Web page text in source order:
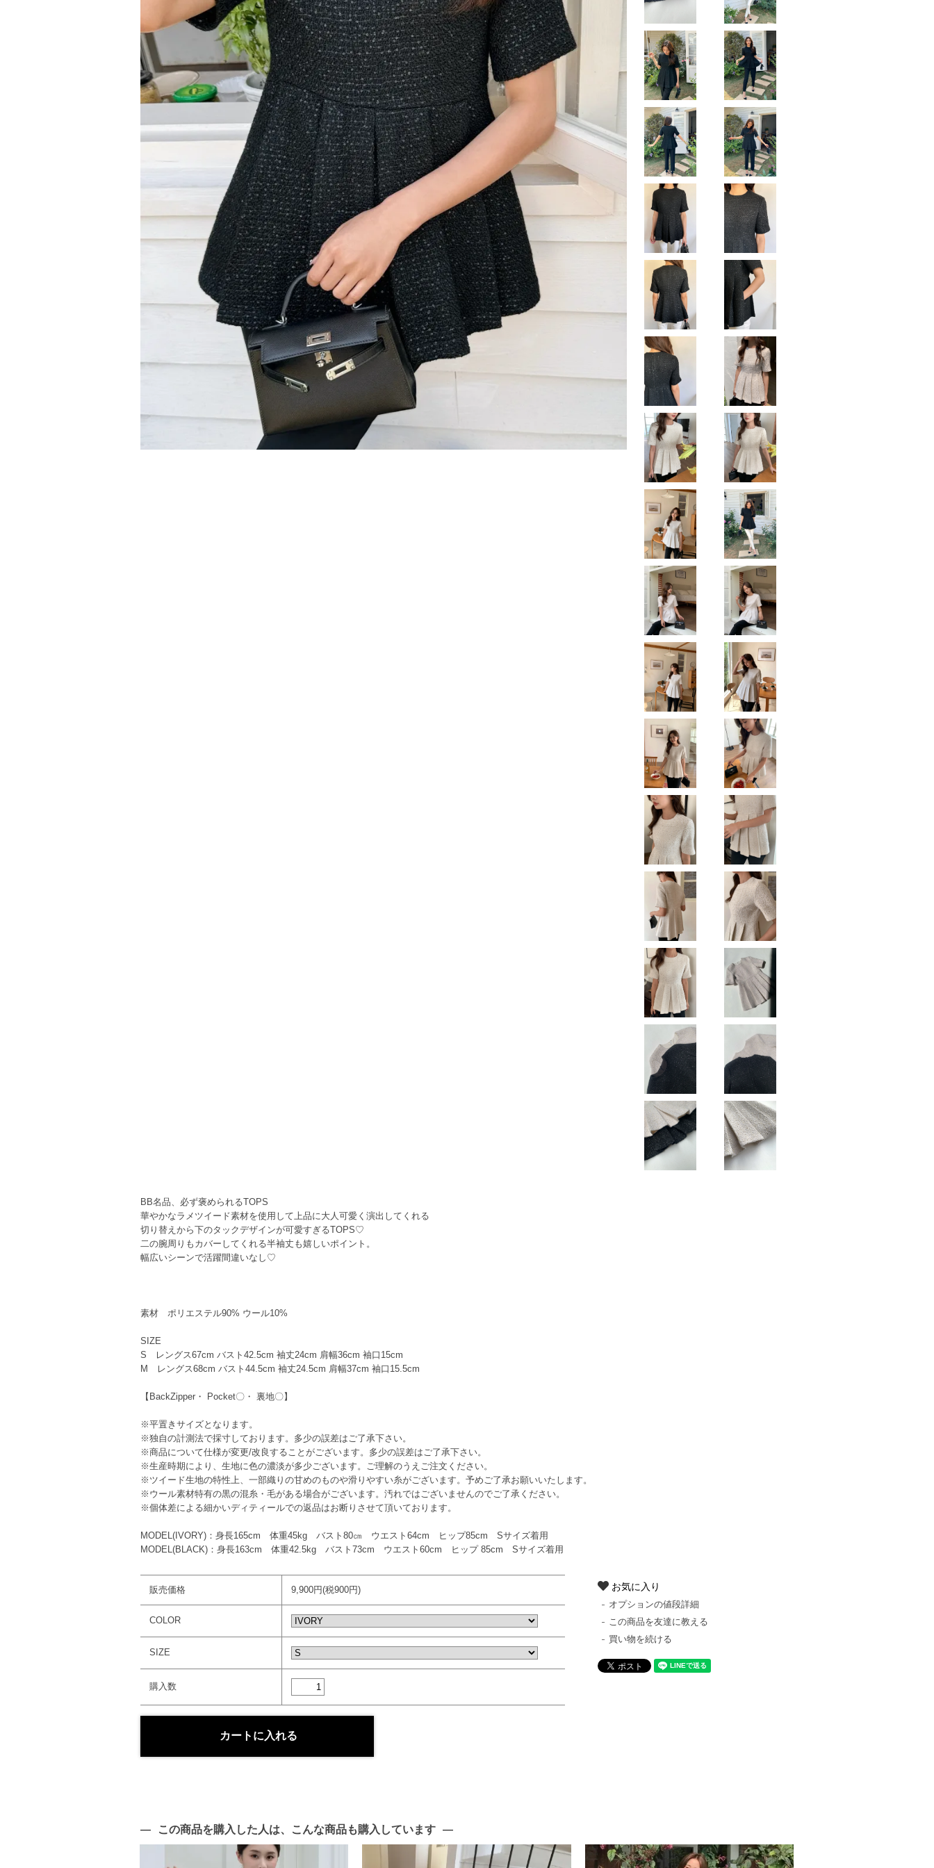
BB名品、必ず褒められるTOPS
華やかなラメツイード素材を使用して上品に大人可愛く演出してくれる
切り替えから下のタックデザインが可愛すぎるTOPS♡
二の腕周りもカバーしてくれる半袖丈も嬉しいポイント。
幅広いシーンで活躍間違いなし♡
素材 ポリエステル90% ウール10%
SIZE
S レングス67cm バスト42.5cm 袖丈24cm 肩幅36cm 袖口15cm
M レングス68cm バスト44.5cm 袖丈24.5cm 肩幅37cm 袖口15.5cm
【BackZipper・ Pocket〇・ 裏地〇】
※平置きサイズとなります。
※独自の計測法で採寸しております。多少の誤差はご了承下さい。
※商品について仕様が変更/改良することがございます。多少の誤差はご了承下さい。
※生産時期により、生地に色の濃淡が多少ございます。ご理解のうえご注文ください。
※ツイード生地の特性上、一部織りの甘めのものや滑りやすい糸がございます。予めご了承お願いいたします。
※ウール素材特有の黒の混糸・毛がある場合がございます。汚れではございませんのでご了承ください。
※個体差による細かいディティールでの返品はお断りさせて頂いております。
MODEL(IVORY)：身長165cm 体重45kg バスト80㎝ ウエスト64cm ヒップ85cm Sサイズ着用
MODEL(BLACK)：身長163cm 体重42.5kg バスト73cm ウエスト60cm ヒップ 85cm Sサイズ着用
販売価格 9,900円(税900円)
COLOR
SIZE
購入数
お気に入り
オプションの値段詳細
この商品を友達に教える
買い物を続ける
この商品を購入した人は、こんな商品も購入しています